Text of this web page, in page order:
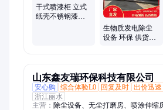
体机、高温房、除尘器
干式喷漆柜 立式
纸壳不锈钢漆雾
生物质发电除尘
设备 环保 供货商
山东鑫友瑞环保科技有限公司
安心购
综合体验L0 回复及时 出价迅速
浙江丽水
主营： 除尘设备、无尘打磨房、喷涂伸缩